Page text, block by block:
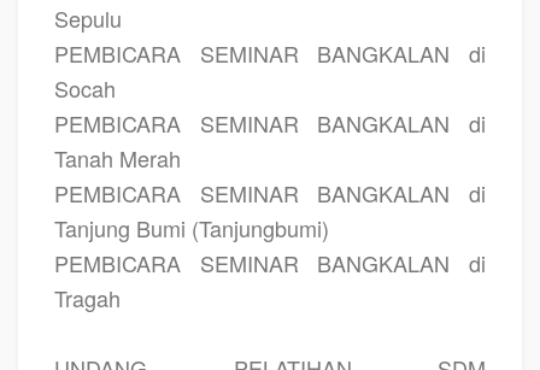
Sepulu
PEMBICARA SEMINAR BANGKALAN di
Socah
PEMBICARA SEMINAR BANGKALAN di
Tanah Merah
PEMBICARA SEMINAR BANGKALAN di
Tanjung Bumi (Tanjungbumi)
PEMBICARA SEMINAR BANGKALAN di
Tragah